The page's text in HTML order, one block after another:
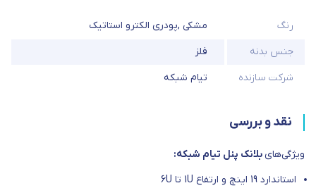
رنگ مشکی ,پودری الکترو استاتیک
جنس بدنه
فلز
شرکت سازنده
تیام شبکه
نقد و بررسی
ویژگی‌های بلانک پنل تیام شبکه:
استاندارد 19 اینچ و ارتفاع 1U تا 6U